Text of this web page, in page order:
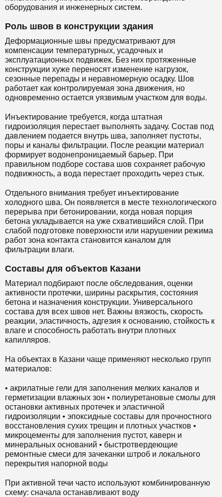
оборудования и инженерных систем.
Роль швов в конструкции здания
Деформационные швы предусматривают для
компенсации температурных, усадочных и
эксплуатационных подвижек. Без них протяженные
конструкции хуже переносят изменение нагрузок,
сезонные перепады и неравномерную осадку. Шов
работает как контролируемая зона движения, но
одновременно остается уязвимым участком для воды.
Инъектирование требуется, когда штатная
гидроизоляция перестает выполнять задачу. Состав под
давлением подается внутрь шва, заполняет пустоты,
поры и каналы фильтрации. После реакции материал
формирует водонепроницаемый барьер. При
правильном подборе состава шов сохраняет рабочую
подвижность, а вода перестает проходить через стык.
Отдельного внимания требует инъектирование
холодного шва. Он появляется в месте технологического
перерыва при бетонировании, когда новая порция
бетона укладывается на уже схватившийся слой. При
слабой подготовке поверхности или нарушении режима
работ зона контакта становится каналом для
фильтрации влаги.
Составы для объектов Казани
Материал подбирают после обследования, оценки
активности протечки, ширины раскрытия, состояния
бетона и назначения конструкции. Универсального
состава для всех швов нет. Важны вязкость, скорость
реакции, эластичность, адгезия к основанию, стойкость к
влаге и способность работать внутри плотных
капилляров.
На объектах в Казани чаще применяют несколько групп
материалов:
• акрилатные гели для заполнения мелких каналов и
герметизации влажных зон • полиуретановые смолы для
остановки активных протечек и эластичной
гидроизоляции • эпоксидные составы для прочностного
восстановления сухих трещин и плотных участков •
микроцементы для заполнения пустот, каверн и
минеральных оснований • быстротвердеющие
ремонтные смеси для зачеканки штроб и локального
перекрытия напорной воды
При активной течи часто используют комбинированную
схему: сначала останавливают воду